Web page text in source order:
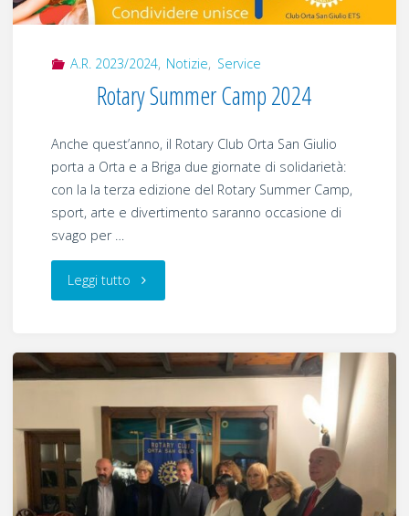
A.R. 2023/2024, Notizie, Service
Rotary Summer Camp 2024
Anche quest’anno, il Rotary Club Orta San Giulio
porta a Orta e a Briga due giornate di solidarietà:
con la la terza edizione del Rotary Summer Camp,
sport, arte e divertimento saranno occasione di
svago per …
Leggi tutto"Rotary
Camp